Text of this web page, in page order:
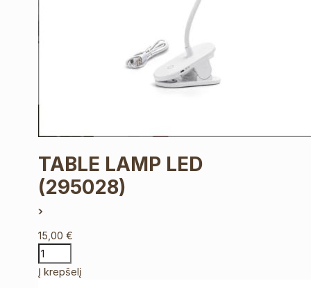
TABLE LAMP LED
(295028)
15,00€
Į krepšelį